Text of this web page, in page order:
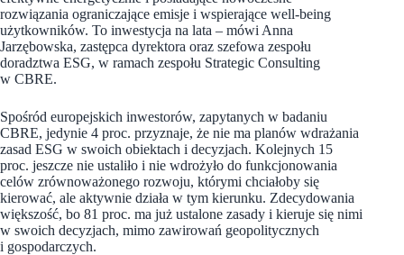
rozwiązania ograniczające emisje i wspierające well-being
użytkowników. To inwestycja na lata – mówi Anna
Jarzębowska, zastępca dyrektora oraz szefowa zespołu
doradztwa ESG, w ramach zespołu Strategic Consulting
w CBRE.
Spośród europejskich inwestorów, zapytanych w badaniu
CBRE, jedynie 4 proc. przyznaje, że nie ma planów wdrażania
zasad ESG w swoich obiektach i decyzjach. Kolejnych 15
proc. jeszcze nie ustaliło i nie wdrożyło do funkcjonowania
celów zrównoważonego rozwoju, którymi chciałoby się
kierować, ale aktywnie działa w tym kierunku. Zdecydowania
większość, bo 81 proc. ma już ustalone zasady i kieruje się nimi
w swoich decyzjach, mimo zawirowań geopolitycznych
i gospodarczych.